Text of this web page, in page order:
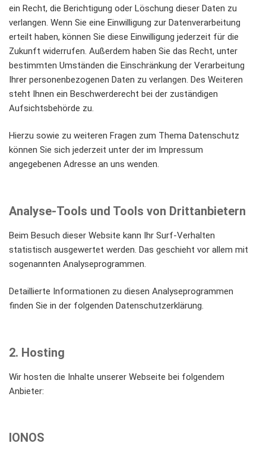
ein Recht, die Berichtigung oder Löschung dieser Daten zu
verlangen. Wenn Sie eine Einwilligung zur Datenverarbeitung
erteilt haben, können Sie diese Einwilligung jederzeit für die
Zukunft widerrufen. Außerdem haben Sie das Recht, unter
bestimmten Umständen die Einschränkung der Verarbeitung
Ihrer personenbezogenen Daten zu verlangen. Des Weiteren
steht Ihnen ein Beschwerderecht bei der zuständigen
Aufsichtsbehörde zu.
Hierzu sowie zu weiteren Fragen zum Thema Datenschutz
können Sie sich jederzeit unter der im Impressum
angegebenen Adresse an uns wenden.
Analyse-Tools und Tools von Dritt­anbietern
Beim Besuch dieser Website kann Ihr Surf-Verhalten
statistisch ausgewertet werden. Das geschieht vor allem mit
sogenannten Analyseprogrammen.
Detaillierte Informationen zu diesen Analyseprogrammen
finden Sie in der folgenden Datenschutzerklärung.
2. Hosting
Wir hosten die Inhalte unserer Webseite bei folgendem
Anbieter:
IONOS